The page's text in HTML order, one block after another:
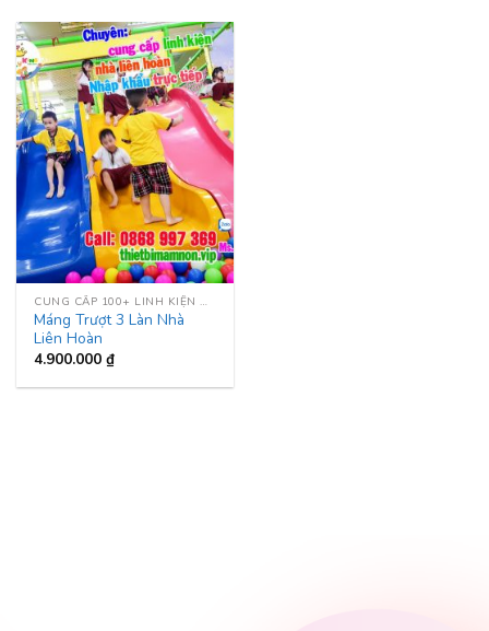
CUNG CẤP 100+ LINH KIỆN NHÀ LIÊN HOÀN
Máng Trượt 3 Làn Nhà
Liên Hoàn
4.900.000₫